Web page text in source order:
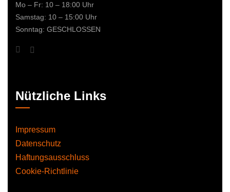
Mo – Fr: 10 – 18:00 Uhr
Samstag: 10 – 15:00 Uhr
Sonntag: GESCHLOSSEN
Nützliche Links
Impressum
Datenschutz
Haftungsausschluss
Cookie-Richtlinie